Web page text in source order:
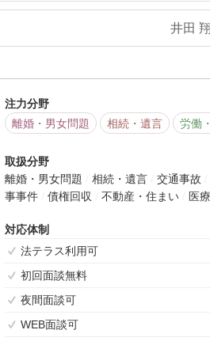
井田
注力分野
離婚・男女問題
相続・遺言 労働
取扱分野
離婚・男女問題
相続・遺言 交通事故
事事件
債権回収 不動産・住まい 医
対応体制
法テラス利用可
初回面談無料
夜間面談可
WEB面談可